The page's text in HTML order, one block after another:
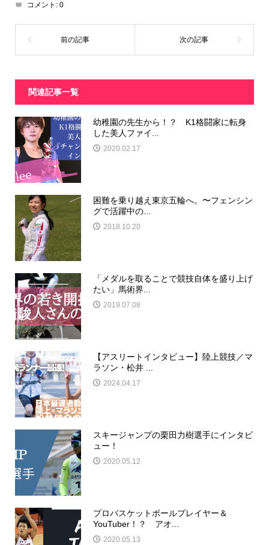
コメント: 0
関連記事一覧
幼稚園の先生から！？ K1格闘家に転身
した美人ファイ...
2020.02.17
困難を乗り越え東京五輪へ。〜フェンシン
グで活躍中の...
2018.10.20
「メダルを取ることで競技自体を盛り上げ
たい」馬術界...
2019.07.08
【アスリートインタビュー】陸上競技／マ
ラソン・松井 ...
2024.04.17
スキージャンプの栗田力樹選手にインタビ
ュー！
2020.05.12
プロバスケットボールプレイヤー＆
YouTuber！？ アオ...
2020.05.13